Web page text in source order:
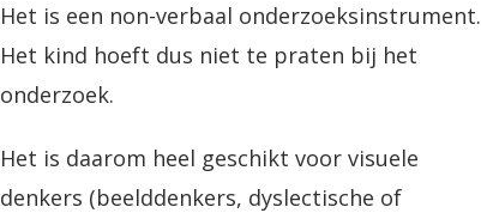
Het is een non-verbaal onderzoeksinstrument.
Het kind hoeft dus niet te praten bij het
onderzoek.
Het is daarom heel geschikt voor visuele
denkers (beelddenkers, dyslectische of